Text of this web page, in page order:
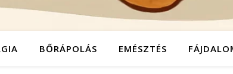
BŐRÁPOLÁS EMÉSZTÉS